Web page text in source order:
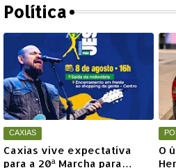
Política
CAXIAS
Caxias vive expectativa
para a 20ª Marcha para
O